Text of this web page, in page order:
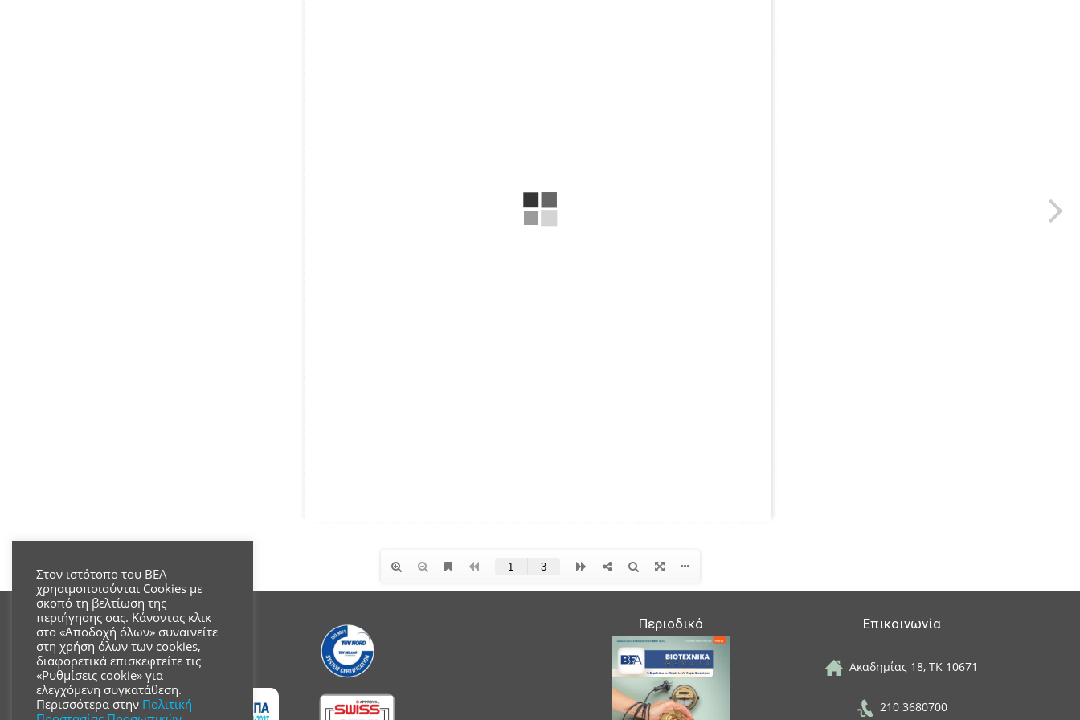
Περιοδικό Επικοινωνία
Ακαδημίας 18, ΤΚ 10671
210 3680700
Στον ιστότοπο του ΒΕΑ
χρησιμοποιούνται Cookies με
σκοπό τη βελτίωση της
περιήγησης σας. Κάνοντας κλικ
στο «Αποδοχή όλων» συναινείτε
στη χρήση όλων των cookies,
διαφορετικά επισκεφτείτε τις
«Ρυθμίσεις cookie» για
ελεγχόμενη συγκατάθεση.
Περισσότερα στην Πολιτική